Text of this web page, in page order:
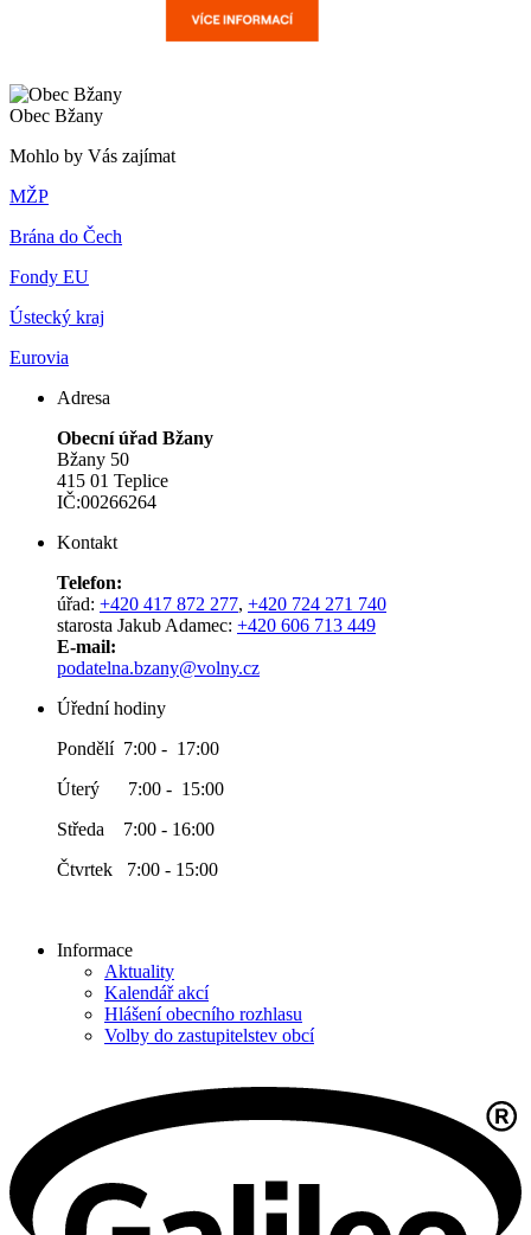
Obec Bžany
Mohlo by Vás zajímat
MŽP
Brána do Čech
Fondy EU
Ústecký kraj
Eurovia
Adresa
Obecní úřad Bžany
Bžany 50
415 01 Teplice
IČ:00266264
Kontakt
Telefon:
úřad: +420 417 872 277, +420 724 271 740
starosta Jakub Adamec: +420 606 713 449
E-mail:
podatelna.bzany@volny.cz
Úřední hodiny
Pondělí 7:00 - 17:00
Úterý 7:00 - 15:00
Středa 7:00 - 16:00
Čtvrtek 7:00 - 15:00
Informace
Aktuality
Kalendář akcí
Hlášení obecního rozhlasu
Volby do zastupitelstev obcí